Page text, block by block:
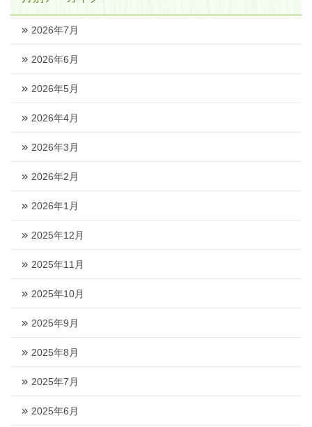
2026年7月
2026年6月
2026年5月
2026年4月
2026年3月
2026年2月
2026年1月
2025年12月
2025年11月
2025年10月
2025年9月
2025年8月
2025年7月
2025年6月